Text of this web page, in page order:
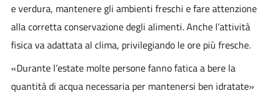
e verdura, mantenere gli ambienti freschi e fare attenzione
alla corretta conservazione degli alimenti. Anche l’attività
fisica va adattata al clima, privilegiando le ore più fresche.
«Durante l’estate molte persone fanno fatica a bere la
quantità di acqua necessaria per mantenersi ben idratate»